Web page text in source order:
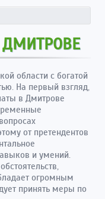
области с богатой
На первый взгляд,
в Дмитрове
от претендентов
и умений.
огромным
принять меры по